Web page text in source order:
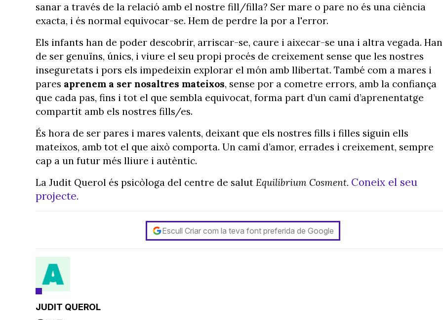
sanar a través de la relació amb el nostre fill/filla? Ser mare o pare no és una ciència
exacta, i és normal equivocar-se. Hem de perdre la por a l'error.
Els infants han de poder descobrir, arriscar-se, caure i aixecar-se una i altra vegada. Han
de ser genuïns, únics, i viure el seu propi procés de creixement sense que les nostres
inseguretats i pors els impedeixin explorar el món amb llibertat. També com a mares i
pares aprenem a ser nosaltres mateixos, sense por a cometre errors, amb la confiança
que cada pas, fins i tot el que sembla equivocat, forma part d’un camí d’aprenentatge
compartit amb els nostres fills/es.
És hora de ser pares i mares valents, deixant que els nostres fills i filles siguin ells
mateixos, amb tot el que això comporta. Un camí d’amor, errades i creixement, sempre
cap a un futur més lliure i autèntic.
La Judit Querol és psicòloga del centre de salut Equilibrium Cosment. Coneix el seu
projecte.
Escull Criar com la teva font preferida de Google
JUDIT QUEROL